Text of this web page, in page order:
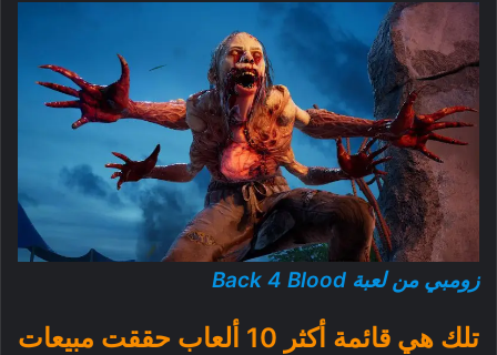
زومبي من لعبة Back 4 Blood
تلك هي قائمة أكثر 10 ألعاب حققت مبيعات